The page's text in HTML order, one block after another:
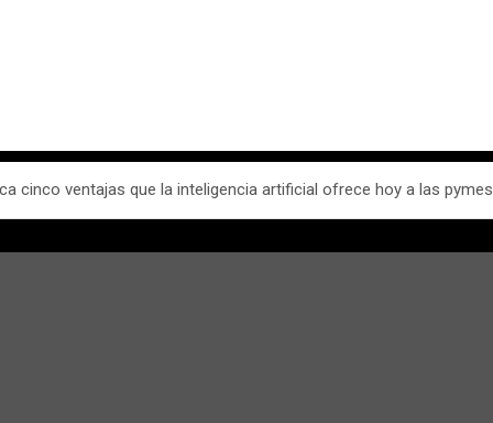
cinco ventajas que la inteligencia artificial ofrece hoy a las pymes